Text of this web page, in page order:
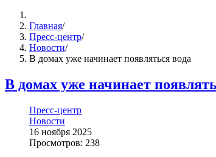
Главная/
Пресс-центр/
Новости/
В домах уже начинает появляться вода
В домах уже начинает
Пресс-центр
Новости
16 ноября 2025
Просмотров: 238